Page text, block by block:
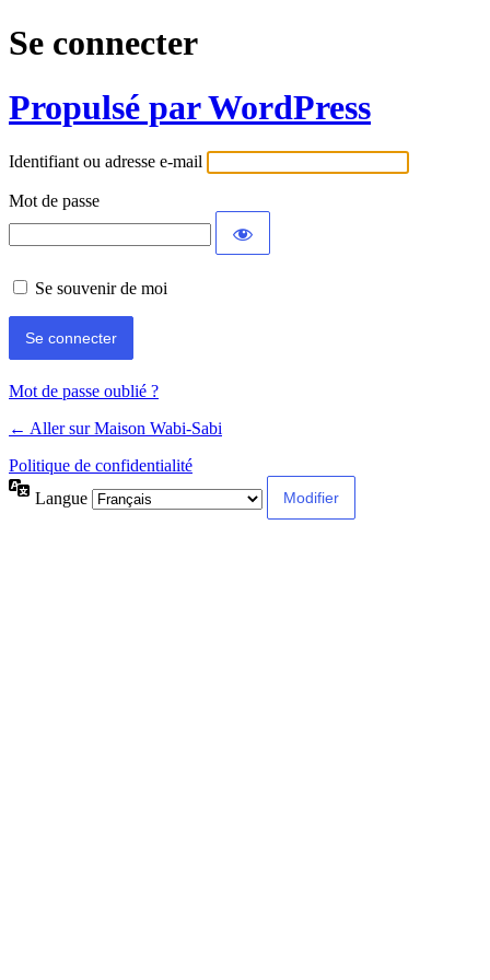
Se connecter
Propulsé par WordPress
Identifiant ou adresse e-mail
Mot de passe
Se souvenir de moi
Mot de passe oublié ?
← Aller sur Maison Wabi-Sabi
Politique de confidentialité
Langue